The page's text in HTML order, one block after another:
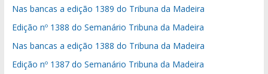
Nas bancas a edição 1389 do Tribuna da Madeira
Edição nº 1388 do Semanário Tribuna da Madeira
Nas bancas a edição 1388 do Tribuna da Madeira
Edição nº 1387 do Semanário Tribuna da Madeira